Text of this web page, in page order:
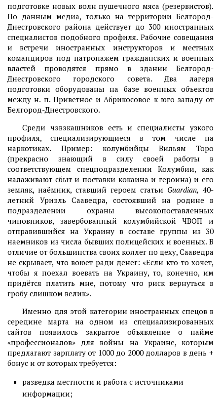
подготовке новых волн пушечного мяса (резервистов).
По данным медиа, только на территории Белгород-
Днестровского района действует до 300 иностранных
специалистов подобного профиля. Рабочие совещания
и встречи иностранных инструкторов и местных
командиров под патронажем гражданских и военных
властей проводятся прямо в здании Белгород-
Днестровского городского совета. Два лагеря
подготовки оборудованы на базе военных объектов
между н. п. Приветное и Абрикосовое к юго-западу от
Белгород-Днестровского.
Среди чэвэкашников есть и специалисты узкого
профиля, специализирующиеся в том числе на
наркотиках. Пример: колумбийцы Вильям Торо
(прекрасно знающий в силу своей работы в
соответствующем спецподразделении Колумбии, как
налаживают сбыт и поставки кокаина и героина) и его
земляк, наёмник, ставший героем статьи Guardian, 40-
летний Уриэль Сааведра, состоявший на родине в
подразделении охраны высокопоставленных
чиновников, завербованный колумбийской ЧВОП и
отправившийся на Украину в составе группы из 30
наемников из числа бывших полицейских и военных. В
отличие от большинства своих коллег по цеху, Сааведра
не скрывает, что воюет ради денег: «Если кто-то хочет,
чтобы я поехал воевать на Украину, то, конечно, им
придётся платить мне, потому что риск вернуться в
гробу слишком велик».
Именно для этой категории иностранных спецов в
середине марта на одном из специализированных
сайтов появилось закрытое объявление о найме
«профессионалов» для войны на Украине, которым
предлагают зарплату от 1000 до 2000 долларов в день +
бонус и от которых требуется:
разведка местности и работа с источниками
информации;